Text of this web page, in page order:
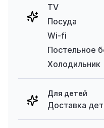
TV
Посуда
Wi-fi
Постельное
Холодильник
Для детей
Доставка